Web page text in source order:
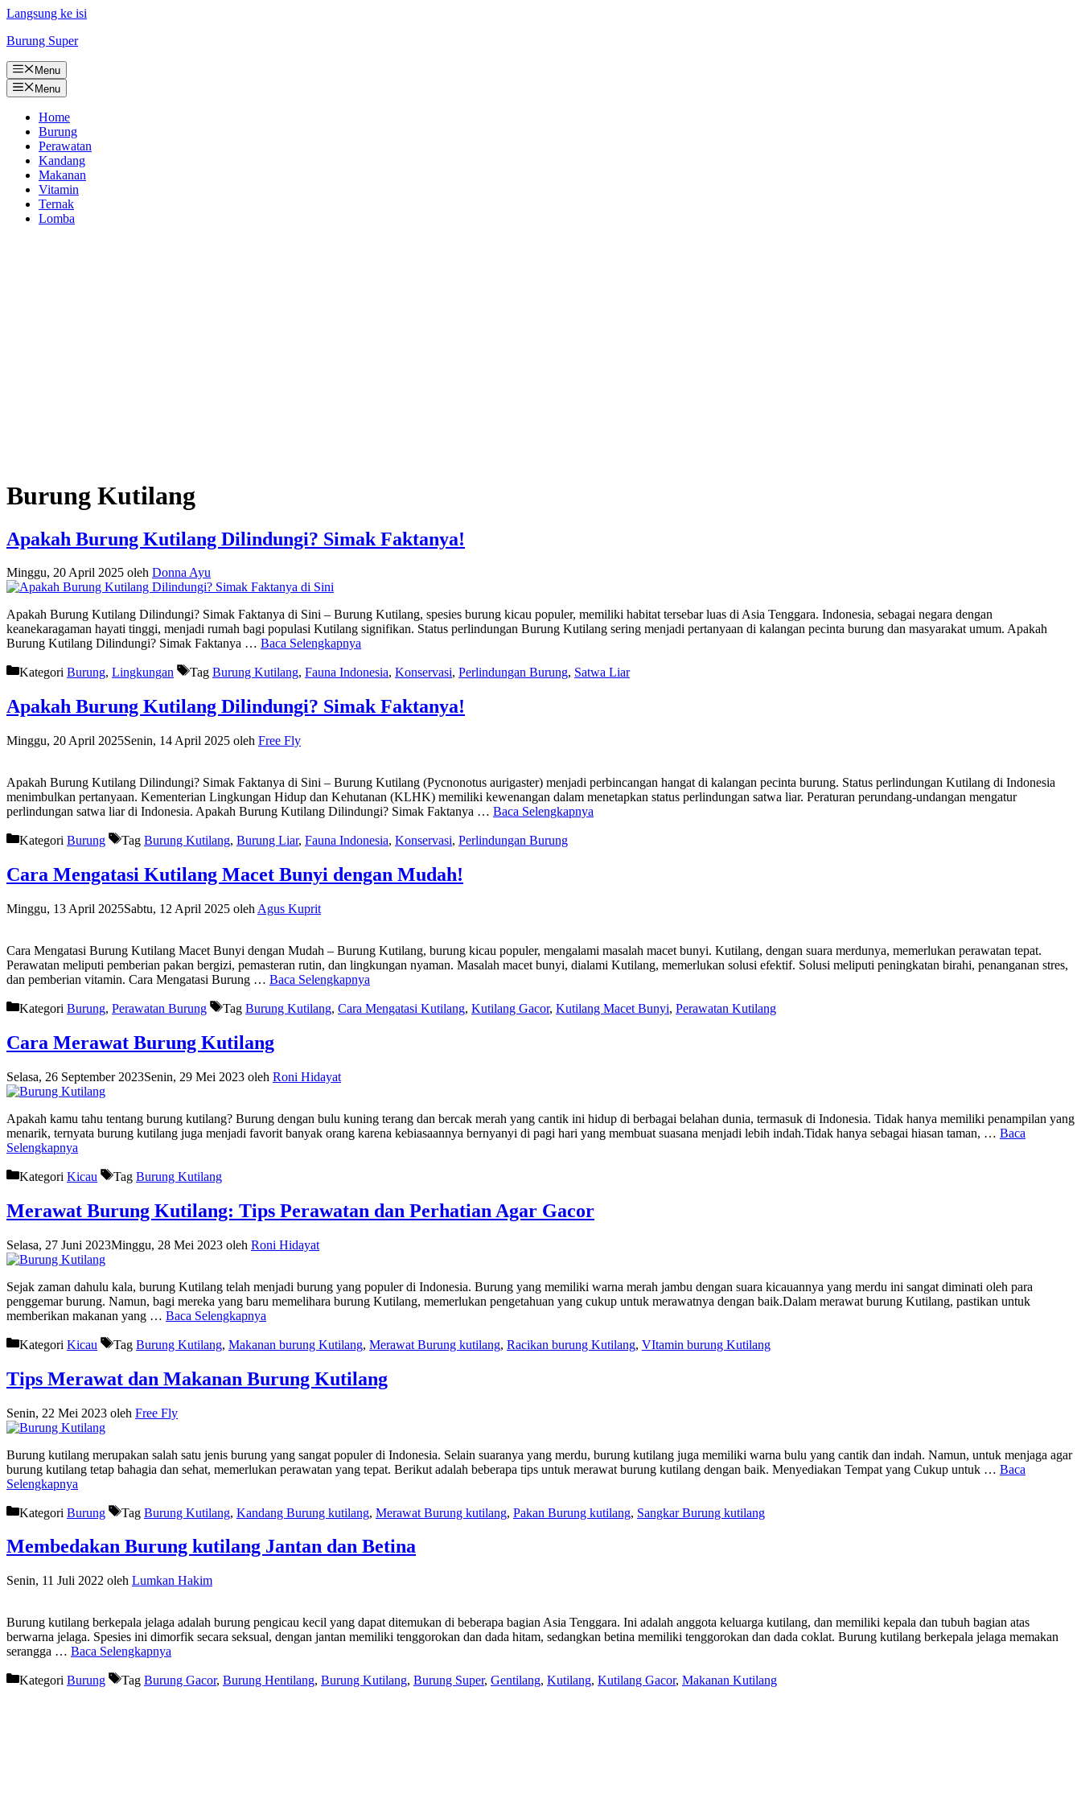
Langsung ke isi
Burung Super
Menu
Menu
Home
Burung
Perawatan
Kandang
Makanan
Vitamin
Ternak
Lomba
Burung Kutilang
Apakah Burung Kutilang Dilindungi? Simak Faktanya!
Minggu, 20 April 2025 oleh Donna Ayu
Apakah Burung Kutilang Dilindungi? Simak Faktanya di Sini – Burung Kutilang, spesies burung kicau populer, memiliki habitat tersebar luas di Asia Tenggara. Indonesia, sebagai negara dengan
keanekaragaman hayati tinggi, menjadi rumah bagi populasi Kutilang signifikan. Status perlindungan Burung Kutilang sering menjadi pertanyaan di kalangan pecinta burung dan masyarakat umum. Apakah
Burung Kutilang Dilindungi? Simak Faktanya … Baca Selengkapnya
Kategori Burung, Lingkungan Tag Burung Kutilang, Fauna Indonesia, Konservasi, Perlindungan Burung, Satwa Liar
Apakah Burung Kutilang Dilindungi? Simak Faktanya!
Minggu, 20 April 2025Senin, 14 April 2025 oleh Free Fly
Apakah Burung Kutilang Dilindungi? Simak Faktanya di Sini – Burung Kutilang (Pycnonotus aurigaster) menjadi perbincangan hangat di kalangan pecinta burung. Status perlindungan Kutilang di Indonesia
menimbulkan pertanyaan. Kementerian Lingkungan Hidup dan Kehutanan (KLHK) memiliki kewenangan dalam menetapkan status perlindungan satwa liar. Peraturan perundang-undangan mengatur
perlindungan satwa liar di Indonesia. Apakah Burung Kutilang Dilindungi? Simak Faktanya … Baca Selengkapnya
Kategori Burung Tag Burung Kutilang, Burung Liar, Fauna Indonesia, Konservasi, Perlindungan Burung
Cara Mengatasi Kutilang Macet Bunyi dengan Mudah!
Minggu, 13 April 2025Sabtu, 12 April 2025 oleh Agus Kuprit
Cara Mengatasi Burung Kutilang Macet Bunyi dengan Mudah – Burung Kutilang, burung kicau populer, mengalami masalah macet bunyi. Kutilang, dengan suara merdunya, memerlukan perawatan tepat.
Perawatan meliputi pemberian pakan bergizi, pemasteran rutin, dan lingkungan nyaman. Masalah macet bunyi, dialami Kutilang, memerlukan solusi efektif. Solusi meliputi peningkatan birahi, penanganan stres,
dan pemberian vitamin. Cara Mengatasi Burung … Baca Selengkapnya
Kategori Burung, Perawatan Burung Tag Burung Kutilang, Cara Mengatasi Kutilang, Kutilang Gacor, Kutilang Macet Bunyi, Perawatan Kutilang
Cara Merawat Burung Kutilang
Selasa, 26 September 2023Senin, 29 Mei 2023 oleh Roni Hidayat
Apakah kamu tahu tentang burung kutilang? Burung dengan bulu kuning terang dan bercak merah yang cantik ini hidup di berbagai belahan dunia, termasuk di Indonesia. Tidak hanya memiliki penampilan yang
menarik, ternyata burung kutilang juga menjadi favorit banyak orang karena kebiasaannya bernyanyi di pagi hari yang membuat suasana menjadi lebih indah.Tidak hanya sebagai hiasan taman, … Baca
Selengkapnya
Kategori Kicau Tag Burung Kutilang
Merawat Burung Kutilang: Tips Perawatan dan Perhatian Agar Gacor
Selasa, 27 Juni 2023Minggu, 28 Mei 2023 oleh Roni Hidayat
Sejak zaman dahulu kala, burung Kutilang telah menjadi burung yang populer di Indonesia. Burung yang memiliki warna merah jambu dengan suara kicauannya yang merdu ini sangat diminati oleh para
penggemar burung. Namun, bagi mereka yang baru memelihara burung Kutilang, memerlukan pengetahuan yang cukup untuk merawatnya dengan baik.Dalam merawat burung Kutilang, pastikan untuk
memberikan makanan yang … Baca Selengkapnya
Kategori Kicau Tag Burung Kutilang, Makanan burung Kutilang, Merawat Burung kutilang, Racikan burung Kutilang, VItamin burung Kutilang
Tips Merawat dan Makanan Burung Kutilang
Senin, 22 Mei 2023 oleh Free Fly
Burung kutilang merupakan salah satu jenis burung yang sangat populer di Indonesia. Selain suaranya yang merdu, burung kutilang juga memiliki warna bulu yang cantik dan indah. Namun, untuk menjaga agar
burung kutilang tetap bahagia dan sehat, memerlukan perawatan yang tepat. Berikut adalah beberapa tips untuk merawat burung kutilang dengan baik. Menyediakan Tempat yang Cukup untuk … Baca
Selengkapnya
Kategori Burung Tag Burung Kutilang, Kandang Burung kutilang, Merawat Burung kutilang, Pakan Burung kutilang, Sangkar Burung kutilang
Membedakan Burung kutilang Jantan dan Betina
Senin, 11 Juli 2022 oleh Lumkan Hakim
Burung kutilang berkepala jelaga adalah burung pengicau kecil yang dapat ditemukan di beberapa bagian Asia Tenggara. Ini adalah anggota keluarga kutilang, dan memiliki kepala dan tubuh bagian atas
berwarna jelaga. Spesies ini dimorfik secara seksual, dengan jantan memiliki tenggorokan dan dada hitam, sedangkan betina memiliki tenggorokan dan dada coklat. Burung kutilang berkepala jelaga memakan
serangga … Baca Selengkapnya
Kategori Burung Tag Burung Gacor, Burung Hentilang, Burung Kutilang, Burung Super, Gentilang, Kutilang, Kutilang Gacor, Makanan Kutilang